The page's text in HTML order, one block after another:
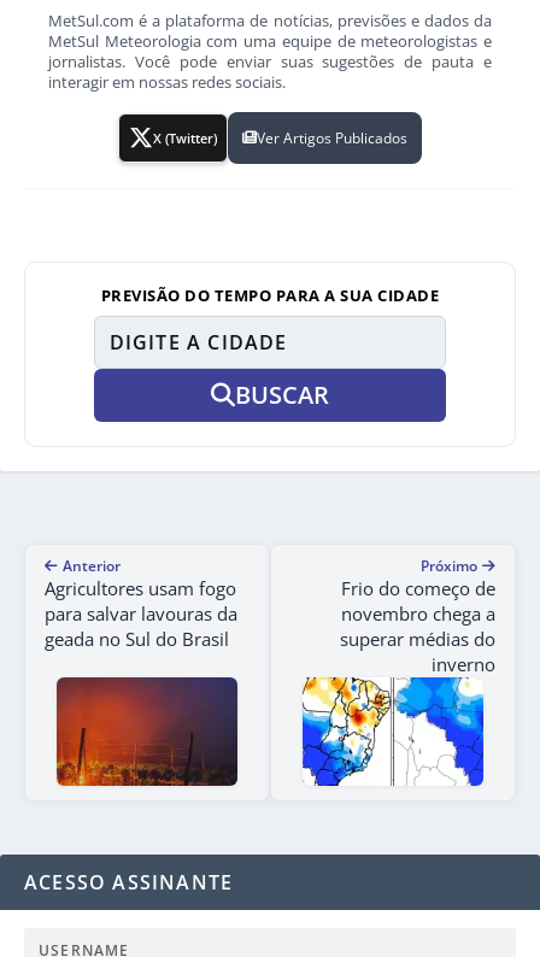
MetSul.com é a plataforma de notícias, previsões e dados da
MetSul Meteorologia com uma equipe de meteorologistas e
jornalistas. Você pode enviar suas sugestões de pauta e
interagir em nossas redes sociais.
X (Twitter) Ver Artigos Publicados
PREVISÃO DO TEMPO PARA A SUA CIDADE
BUSCAR
Anterior
Agricultores usam fogo
para salvar lavouras da
geada no Sul do Brasil
Próximo
Frio do começo de
novembro chega a
superar médias do
inverno
ACESSO ASSINANTE